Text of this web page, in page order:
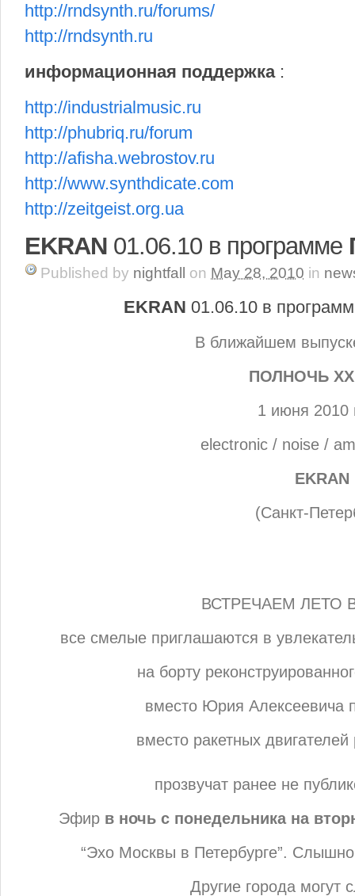
http://rndsynth.ru/forums/
http://rndsynth.ru
информационная поддержка:
http://industrialmusic.ru
http://phubriq.ru/forum
http://afisha.webrostov.ru
http://www.synthdicate.com
http://zeitgeist.org.ua
EKRAN 01.06.10 в программе
Published by nightfall on May 28, 2010 in
EKRAN 01.06.10 в
В ближайшем
ПОЛНОЧЬ
1 июня 2010
electronic / noise /
EKRAN
(Санкт-
ВСТРЕЧАЕМ ЛЕТО
все смелые приглашаются в
на борту
вместо Юрия Алексеевича
вместо ракетных двигателей
прозвучат ранее не
Эфир в ночь с понедельника на
“Эхо Москвы в Петербурге”.
Другие города могут